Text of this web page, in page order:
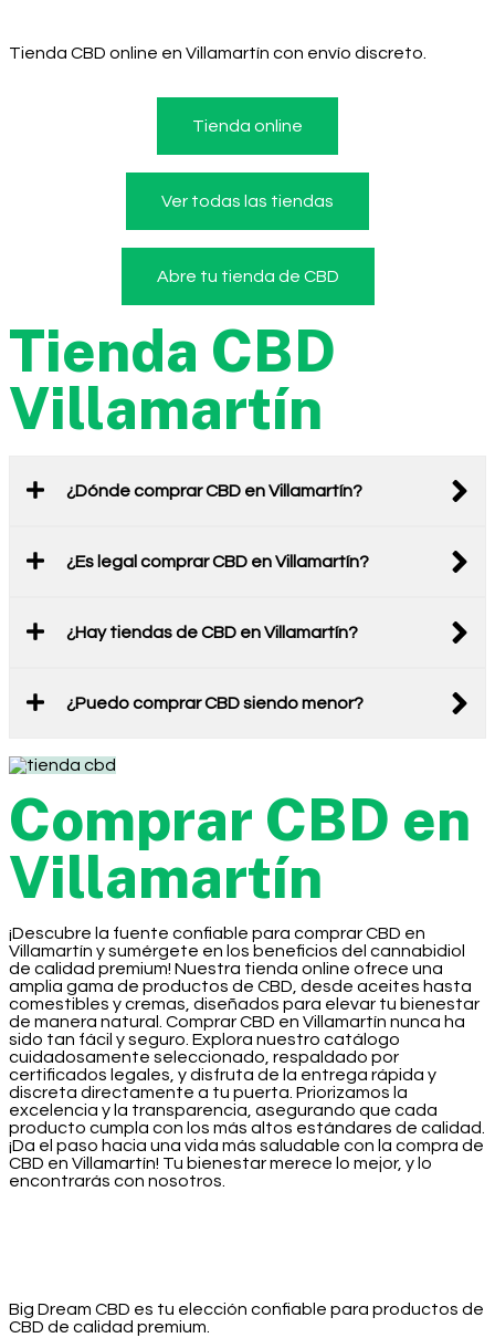
Tienda CBD online en Villamartín con envío discreto.
Tienda online
Ver todas las tiendas
Abre tu tienda de CBD
Tienda CBD
Villamartín
¿Dónde comprar CBD en Villamartín?
¿Es legal comprar CBD en Villamartín?
¿Hay tiendas de CBD en Villamartín?
¿Puedo comprar CBD siendo menor?
Comprar CBD en
Villamartín
¡Descubre la fuente confiable para comprar CBD en
Villamartín y sumérgete en los beneficios del cannabidiol
de calidad premium! Nuestra tienda online ofrece una
amplia gama de productos de CBD, desde aceites hasta
comestibles y cremas, diseñados para elevar tu bienestar
de manera natural. Comprar CBD en Villamartín nunca ha
sido tan fácil y seguro. Explora nuestro catálogo
cuidadosamente seleccionado, respaldado por
certificados legales, y disfruta de la entrega rápida y
discreta directamente a tu puerta. Priorizamos la
excelencia y la transparencia, asegurando que cada
producto cumpla con los más altos estándares de calidad.
¡Da el paso hacia una vida más saludable con la compra de
CBD en Villamartín! Tu bienestar merece lo mejor, y lo
encontrarás con nosotros.
Big Dream CBD es tu elección confiable para productos de
CBD de calidad premium.